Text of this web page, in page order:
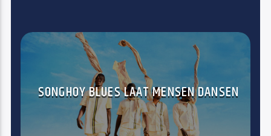
SONGHOY BLUES LAAT MENSEN DANSEN